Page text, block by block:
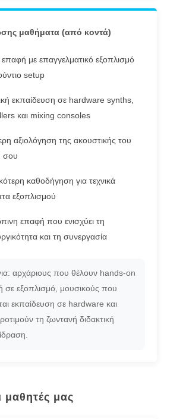
μαθήματα (από κοντά)
με επαγγελματικό εξοπλισμό
setup
εκπαίδευση σε hardware synths,
και mixing consoles
αξιολόγηση της ακουστικής του
σου
καθοδήγηση για τεχνικά
εξοπλισμού
επαφή που ενισχύει τη
και τη συνεργασία
για: αρχάριους που θέλουν hands-on
σε εξοπλισμό, μουσικούς που
εκπαίδευση σε hardware και
τη ζωντανή διδακτική
μαθητές μας